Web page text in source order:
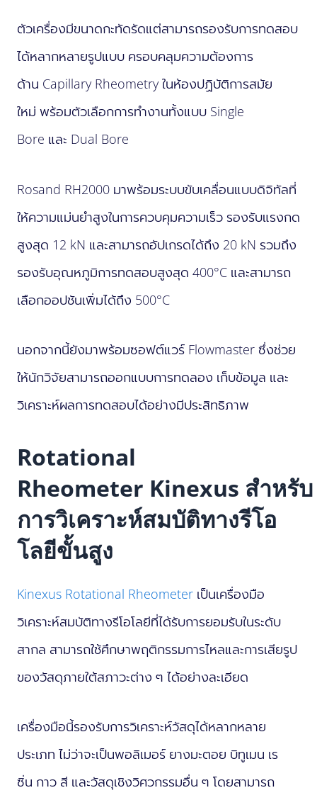
ตัวเครื่องมีขนาดกะทัดรัดแต่สามารถรองรับการทดสอบ
ได้หลากหลายรูปแบบ ครอบคลุมความต้องการ
ด้าน Capillary Rheometry ในห้องปฏิบัติการสมัย
ใหม่ พร้อมตัวเลือกการทำงานทั้งแบบ Single
Bore และ Dual Bore
Rosand RH2000 มาพร้อมระบบขับเคลื่อนแบบดิจิทัลที่
ให้ความแม่นยำสูงในการควบคุมความเร็ว รองรับแรงกด
สูงสุด 12 kN และสามารถอัปเกรดได้ถึง 20 kN รวมถึง
รองรับอุณหภูมิการทดสอบสูงสุด 400°C และสามารถ
เลือกออปชันเพิ่มได้ถึง 500°C
นอกจากนี้ยังมาพร้อมซอฟต์แวร์ Flowmaster ซึ่งช่วย
ให้นักวิจัยสามารถออกแบบการทดลอง เก็บข้อมูล และ
วิเคราะห์ผลการทดสอบได้อย่างมีประสิทธิภาพ
Rotational
Rheometer Kinexus สำหรับ
การวิเคราะห์สมบัติทางรีโอ
โลยีขั้นสูง
Kinexus Rotational Rheometer เป็นเครื่องมือ
วิเคราะห์สมบัติทางรีโอโลยีที่ได้รับการยอมรับในระดับ
สากล สามารถใช้ศึกษาพฤติกรรมการไหลและการเสียรูป
ของวัสดุภายใต้สภาวะต่าง ๆ ได้อย่างละเอียด
เครื่องมือนี้รองรับการวิเคราะห์วัสดุได้หลากหลาย
ประเภท ไม่ว่าจะเป็นพอลิเมอร์ ยางมะตอย บิทูเมน เร
ซิ่น กาว สี และวัสดุเชิงวิศวกรรมอื่น ๆ โดยสามารถ